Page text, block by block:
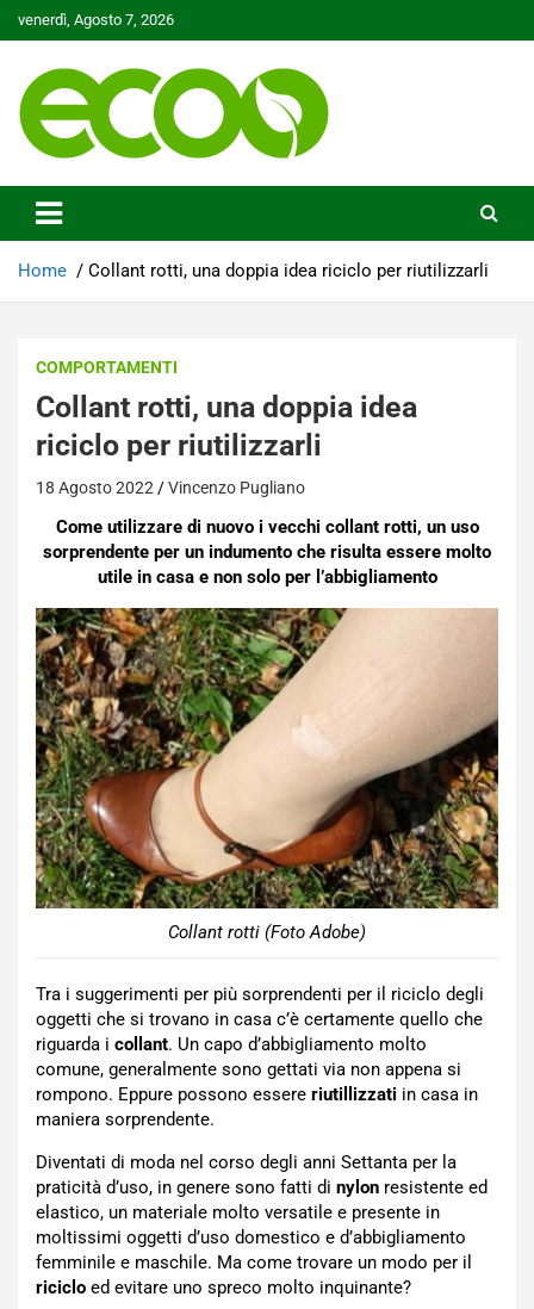
to
venerdì, Agosto 7, 2026
Ecoo.it
Home Collant rotti, una doppia idea riciclo per riutilizzarli
COMPORTAMENTI
Collant rotti, una doppia idea
riciclo per riutilizzarli
18 Agosto 2022 Vincenzo Pugliano
Come utilizzare di nuovo i vecchi collant rotti, un uso
sorprendente per un indumento che risulta essere molto
utile in casa e non solo per l’abbigliamento
Collant rotti (Foto Adobe)
Tra i suggerimenti per più sorprendenti per il riciclo degli
oggetti che si trovano in casa c’è certamente quello che
riguarda i collant. Un capo d’abbigliamento molto
comune, generalmente sono gettati via non appena si
rompono. Eppure possono essere riutillizzati in casa in
maniera sorprendente.
Diventati di moda nel corso degli anni Settanta per la
praticità d’uso, in genere sono fatti di nylon resistente ed
elastico, un materiale molto versatile e presente in
moltissimi oggetti d’uso domestico e d’abbigliamento
femminile e maschile. Ma come trovare un modo per il
riciclo ed evitare uno spreco molto inquinante?